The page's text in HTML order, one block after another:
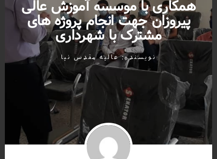
همکاری با موسسه آموزش عالی
پیروزان جهت انجام پروژه های
مشترک با شهرداری
نویسنده:عالیه مقدس نیا